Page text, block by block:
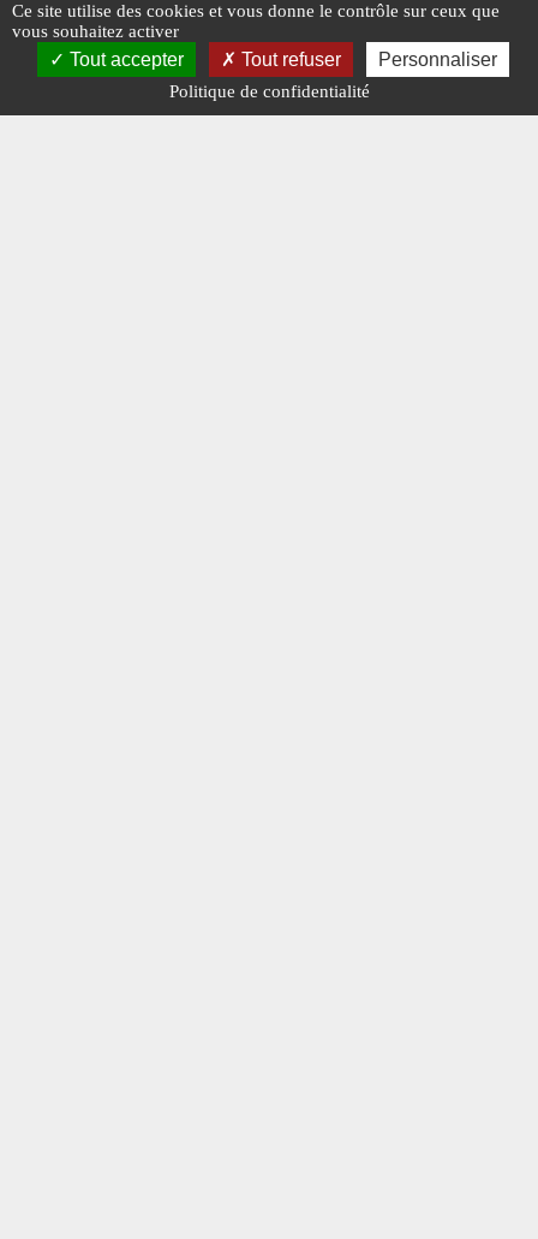
#N° 320 OCTOBRE 2019
Ce site utilise des cookies et vous donne le contrôle sur ceux que
vous souhaitez activer
Tout accepter Tout refuser Personnaliser
Politique de confidentialité